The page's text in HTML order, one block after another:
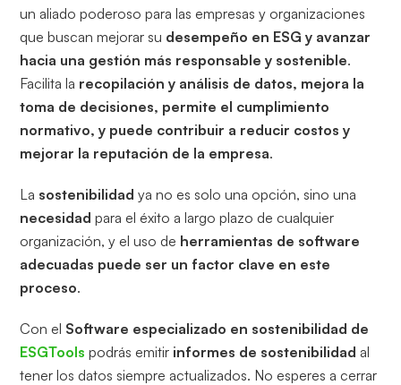
un aliado poderoso para las empresas y organizaciones
que buscan mejorar su desempeño en ESG y avanzar
hacia una gestión más responsable y sostenible.
Facilita la recopilación y análisis de datos, mejora la
toma de decisiones, permite el cumplimiento
normativo, y puede contribuir a reducir costos y
mejorar la reputación de la empresa.
La sostenibilidad ya no es solo una opción, sino una
necesidad para el éxito a largo plazo de cualquier
organización, y el uso de herramientas de software
adecuadas puede ser un factor clave en este
proceso.
Con el Software especializado en sostenibilidad de
ESGTools podrás emitir informes de sostenibilidad al
tener los datos siempre actualizados. No esperes a cerrar